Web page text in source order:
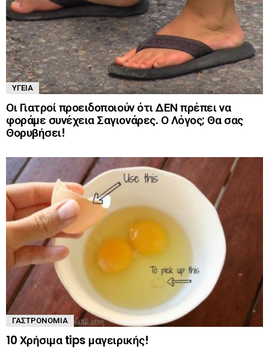
ΥΓΕΊΑ
Οι Γιατροί προειδοποιούν ότι ΔΕΝ πρέπει να
φοράμε συνέχεια Σαγιονάρες. Ο Λόγος; Θα σας
Θορυβήσει!
ΓΑΣΤΡΟΝΟΜΊΑ
10 Χρήσιμα tips μαγειρικής!